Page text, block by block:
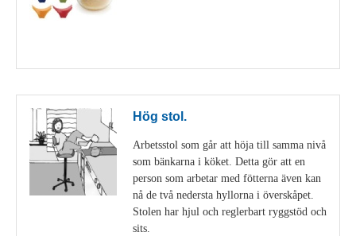
Hög stol.
Arbetsstol som går att höja till samma nivå
som bänkarna i köket. Detta gör att en
person som arbetar med fötterna även kan
nå de två nedersta hyllorna i överskåpet.
Stolen har hjul och reglerbart ryggstöd och
sits.